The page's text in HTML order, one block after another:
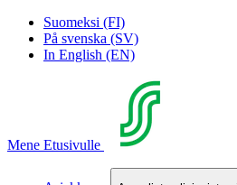
Suomeksi (FI)
På svenska (SV)
In English (EN)
Mene Etusivulle